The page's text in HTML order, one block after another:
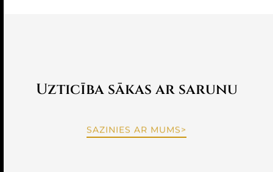
Uzticība sākas ar sarunu​
SAZINIES AR MUMS>